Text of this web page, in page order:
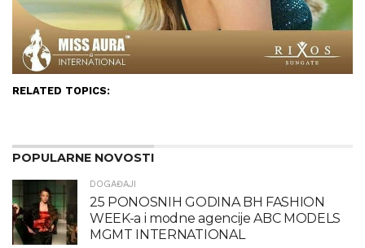
RELATED TOPICS:
POPULARNE NOVOSTI
DOGAĐAJI
25 PONOSNIH GODINA BH FASHION
WEEK-a i modne agencije ABC MODELS
MGMT INTERNATIONAL